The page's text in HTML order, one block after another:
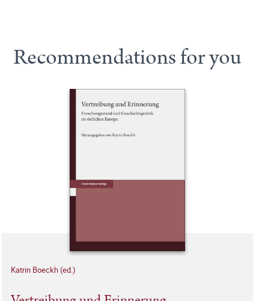
Recommendations for you
Katrin Boeckh (ed.)